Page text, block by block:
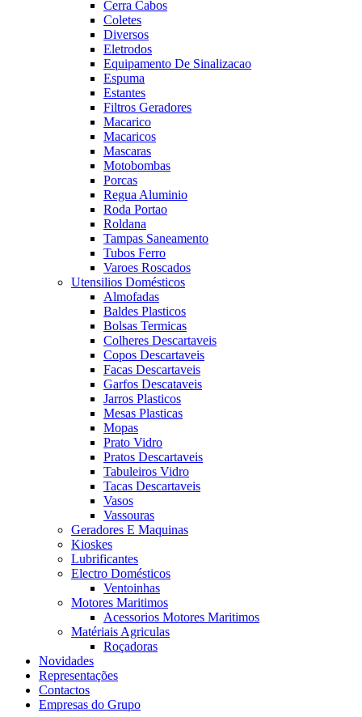
Cerra Cabos
Coletes
Diversos
Eletrodos
Equipamento De Sinalizacao
Espuma
Estantes
Filtros Geradores
Macarico
Macaricos
Mascaras
Motobombas
Porcas
Regua Aluminio
Roda Portao
Roldana
Tampas Saneamento
Tubos Ferro
Varoes Roscados
Utensilios Domésticos
Almofadas
Baldes Plasticos
Bolsas Termicas
Colheres Descartaveis
Copos Descartaveis
Facas Descartaveis
Garfos Descataveis
Jarros Plasticos
Mesas Plasticas
Mopas
Prato Vidro
Pratos Descartaveis
Tabuleiros Vidro
Tacas Descartaveis
Vasos
Vassouras
Geradores E Maquinas
Kioskes
Lubrificantes
Electro Domésticos
Ventoinhas
Motores Maritimos
Acessorios Motores Maritimos
Matériais Agriculas
Roçadoras
Novidades
Representações
Contactos
Empresas do Grupo